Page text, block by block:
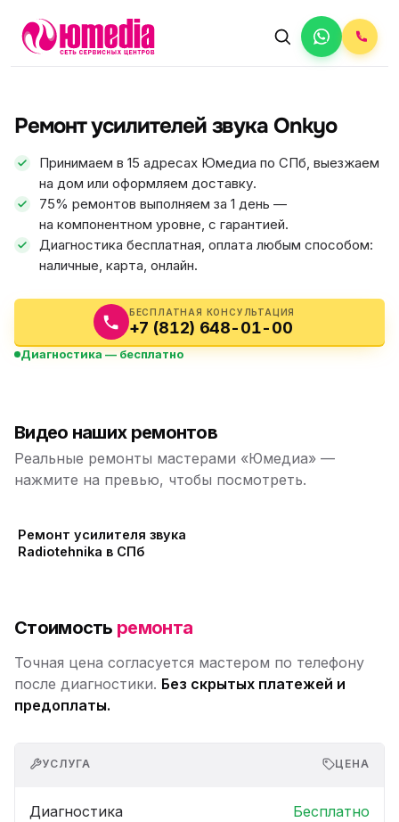
Ремонт усилителей звука Onkyo
Принимаем в 15 адресах Юмедиа по СПб, выезжаем
на дом или оформляем доставку.
75% ремонтов выполняем за 1 день —
на компонентном уровне, с гарантией.
Диагностика бесплатная, оплата любым способом:
наличные, карта, онлайн.
БЕСПЛАТНАЯ КОНСУЛЬТАЦИЯ
+7 (812) 648-01-00
Диагностика — бесплатно
ФИКС ЦЕНА
АВТОРИЗОВАННЫЙ СЕРВИС
Видео наших ремонтов
Реальные ремонты мастерами «Юмедиа» —
нажмите на превью, чтобы посмотреть.
Ремонт усилителя звука
Radiotehnika в СПб
Стоимость ремонта
Точная цена согласуется мастером по телефону
после диагностики. Без скрытых платежей и
предоплаты.
УСЛУГА ЦЕНА
Диагностика Бесплатно